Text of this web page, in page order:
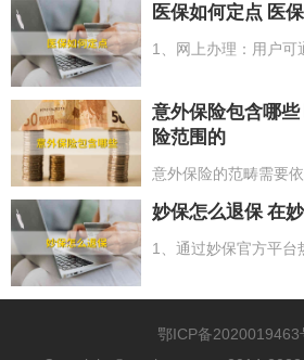
医保如何定点 医
意外保险包含哪
险范围的
妙保怎么退保 在
鄂ICP备2020019463